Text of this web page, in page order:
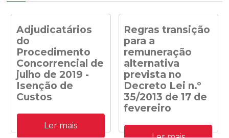
Adjudicatários
do
Procedimento
Concorrencial de
julho de 2019 -
Isenção de
Custos
Adjudicatários do
Procedimento
Concorrencial de julho de
Ler mais
Regras transição
para a
remuneração
alternativa
prevista no
Decreto Lei n.º
35/2013 de 17 de
fevereiro
Despacho n.º